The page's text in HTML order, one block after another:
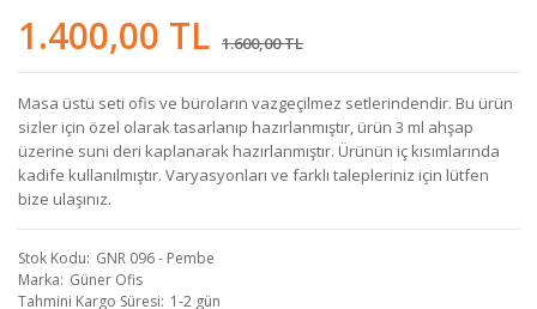
1.400,00 TL 1.600,00 TL
Masa üstü seti ofis ve büroların vazgeçilmez setlerindendir. Bu ürün
sizler için özel olarak tasarlanıp hazırlanmıştır, ürün 3 ml ahşap
üzerine suni deri kaplanarak hazırlanmıştır. Ürünün iç kısımlarında
kadife kullanılmıştır. Varyasyonları ve farklı talepleriniz için lütfen
bize ulaşınız.
Stok Kodu GNR 096 - Pembe
Marka Güner Ofis
Tahmini Kargo Süresi 1-2 gün